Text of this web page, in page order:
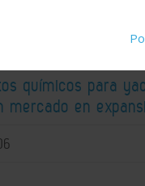
químicos para
mercado en